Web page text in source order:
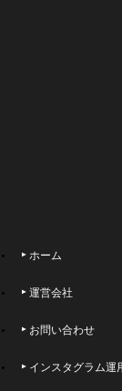
ホーム
運営会社
お問い合わせ
インスタグラム運